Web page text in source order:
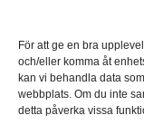
För att ge en bra
och/eller komma åt
kan vi behandla data
webbplats. Om du inte
detta påverka vissa